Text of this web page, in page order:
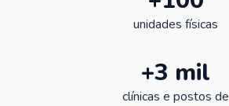
unidades físicas
+3 mil
clínicas e postos de